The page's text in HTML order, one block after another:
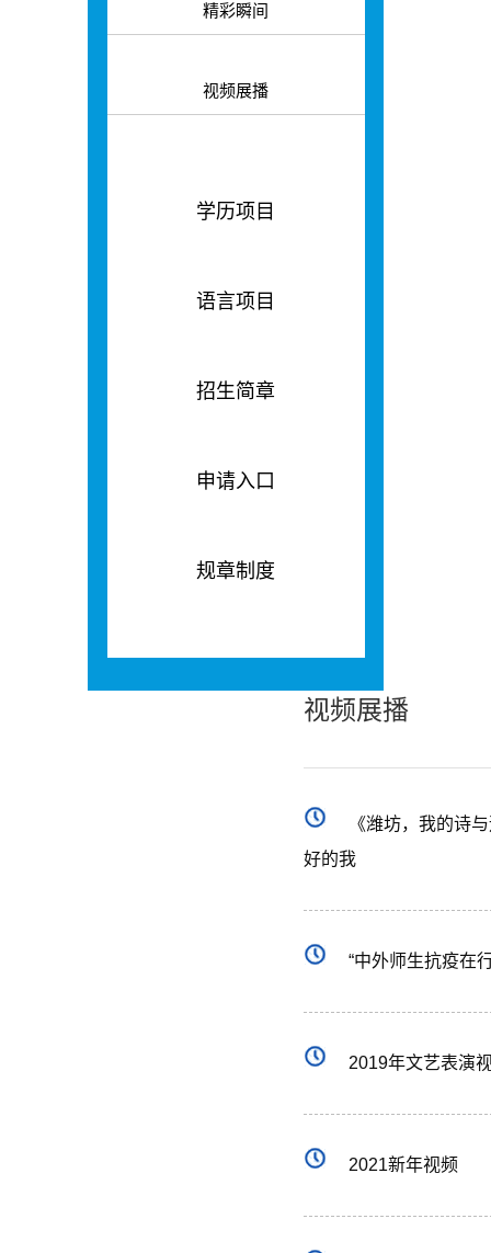
精彩瞬间
视频展播
学历项目
语言项目
招生简章
申请入口
规章制度
视频展播
《潍坊，我的诗
好的我
“中外师生抗疫在
2019年文艺表演
2021新年视频